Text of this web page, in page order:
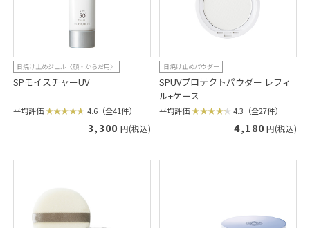
日焼け止めジェル〈顔・からだ用〉
SPモイスチャーUV
平均評価 4.6（全41件）
3,300 円(税込)
日焼け止めパウダー
SPUVプロテクトパウダー レフィ
ル+ケース
平均評価 4.3（全27件）
4,180 円(税込)